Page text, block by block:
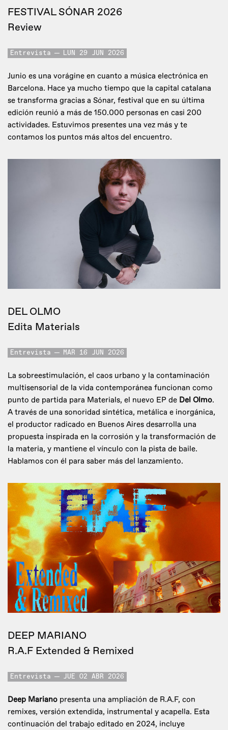
FESTIVAL SÓNAR 2026
Review
Entrevista LUN 29 JUN 2026
Junio es una vorágine en cuanto a música electrónica en
Barcelona. Hace ya mucho tiempo que la capital catalana
se transforma gracias a Sónar, festival que en su última
edición reunió a más de 150.000 personas en casi 200
actividades. Estuvimos presentes una vez más y te
contamos los puntos más altos del encuentro.
DEL OLMO
Edita Materials
Entrevista MAR 16 JUN 2026
La sobreestimulación, el caos urbano y la contaminación
multisensorial de la vida contemporánea funcionan como
punto de partida para Materials, el nuevo EP de Del Olmo.
A través de una sonoridad sintética, metálica e inorgánica,
el productor radicado en Buenos Aires desarrolla una
propuesta inspirada en la corrosión y la transformación de
la materia, y mantiene el vínculo con la pista de baile.
Hablamos con él para saber más del lanzamiento.
DEEP MARIANO
R.A.F Extended & Remixed
Entrevista JUE 02 ABR 2026
Deep Mariano presenta una ampliación de R.A.F, con
remixes, versión extendida, instrumental y acapella. Esta
continuación del trabajo editado en 2024, incluye